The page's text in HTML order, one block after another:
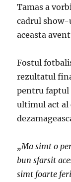
Tamas a
cadrul show-
aceasta
Fostul
rezultatul
pentru faptul
ultimul act al
„Ma simt o
bun sfarsit
simt foarte